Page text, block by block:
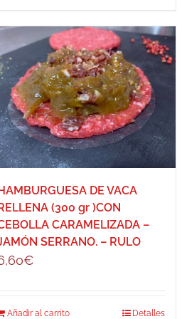
HAMBURGUESA DE VACA
RELLENA (300 gr )CON
CARAMELIZADA –
SERRANO. – RULO
€
Añadir al carrito Detalles